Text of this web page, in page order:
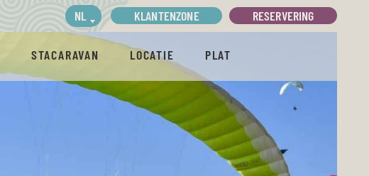
NL KLANTENZONE RESERVERING
STACARAVAN LOCATIE PLAT